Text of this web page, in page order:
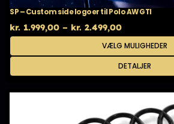
SP – Custom side logoer til Polo AW GTI
kr. 1.999,00 – kr. 2.499,00Prisinterval:
kr. 1.999,00
til
kr. 2.499,00
VÆLG MULIGHEDER
Dette
vare
flere
DETALJER